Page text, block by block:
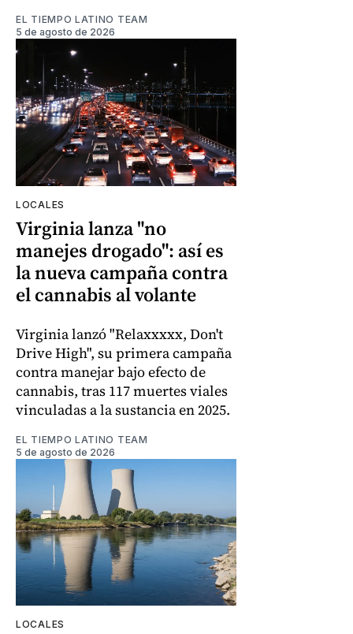
EL TIEMPO LATINO TEAM
5 de agosto de 2026
LOCALES
Virginia lanza "no
manejes drogado": así es
la nueva campaña contra
el cannabis al volante
Virginia lanzó "Relaxxxxx, Don't
Drive High", su primera campaña
contra manejar bajo efecto de
cannabis, tras 117 muertes viales
vinculadas a la sustancia en 2025.
EL TIEMPO LATINO TEAM
5 de agosto de 2026
LOCALES